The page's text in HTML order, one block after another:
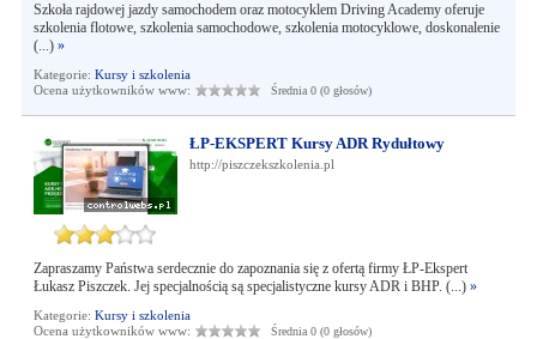
Szkoła rajdowej jazdy samochodem oraz motocyklem Driving Academy oferuje
szkolenia flotowe, szkolenia samochodowe, szkolenia motocyklowe, doskonalenie
(...) »
Kategorie: Kursy i szkolenia
Ocena użytkowników www:
Średnia 0 (0 głosów)
ŁP-EKSPERT Kursy ADR Rydułtowy
http://piszczekszkolenia.pl
Zapraszamy Państwa serdecznie do zapoznania się z ofertą firmy ŁP-Ekspert
Łukasz Piszczek. Jej specjalnością są specjalistyczne kursy ADR i BHP. (...) »
Kategorie: Kursy i szkolenia
Ocena użytkowników www:
Średnia 0 (0 głosów)